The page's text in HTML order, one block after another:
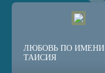
ЛЮБОВЬ ПО ИМЕНИ
ТАИСИЯ